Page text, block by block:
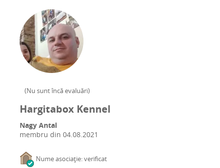
(Nu sunt încă evaluări)
Hargitabox Kennel
Nagy Antal
membru din 04.08.2021
Nume asociație: verificat